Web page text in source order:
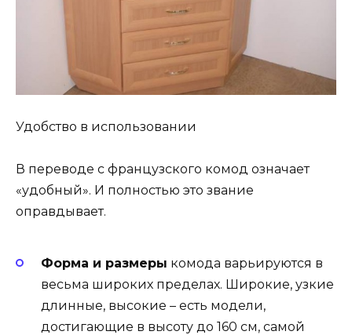
Удобство в использовании
В переводе с французского комод означает
«удобный». И полностью это звание
оправдывает.
Форма и размеры комода варьируются в
весьма широких пределах. Широкие, узкие
длинные, высокие – есть модели,
достигающие в высоту до 160 см, самой